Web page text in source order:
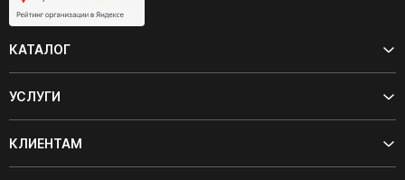
КАТАЛОГ
УСЛУГИ
КЛИЕНТАМ